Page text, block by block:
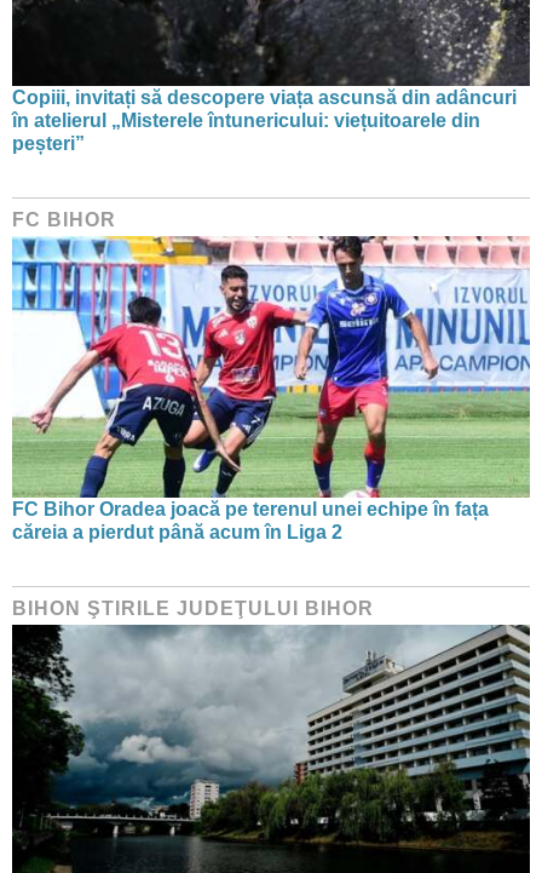
Copiii, invitați să descopere viața ascunsă din adâncuri
în atelierul „Misterele întunericului: viețuitoarele din
peșteri”
FC BIHOR
FC Bihor Oradea joacă pe terenul unei echipe în fața
căreia a pierdut până acum în Liga 2
BIHON ŞTIRILE JUDEŢULUI BIHOR